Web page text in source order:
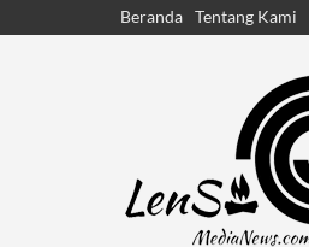
Beranda Tentang Kami